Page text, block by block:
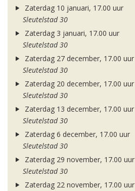
Zaterdag 10 januari, 17.00 uur
Sleutelstad 30
Zaterdag 3 januari, 17.00 uur
Sleutelstad 30
Zaterdag 27 december, 17.00 uur
Sleutelstad 30
Zaterdag 20 december, 17.00 uur
Sleutelstad 30
Zaterdag 13 december, 17.00 uur
Sleutelstad 30
Zaterdag 6 december, 17.00 uur
Sleutelstad 30
Zaterdag 29 november, 17.00 uur
Sleutelstad 30
Zaterdag 22 november, 17.00 uur